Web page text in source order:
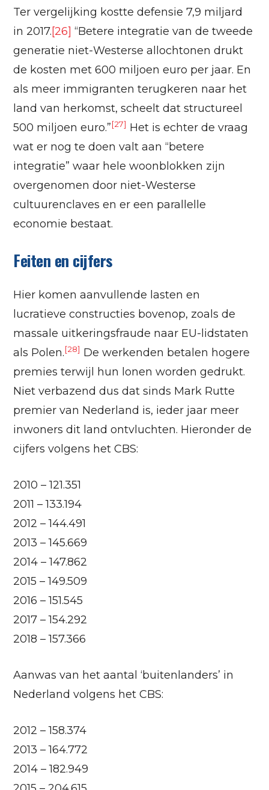
Ter vergelijking kostte defensie 7,9 miljard
in 2017.[26] “Betere integratie van de tweede
generatie niet-Westerse allochtonen drukt
de kosten met 600 miljoen euro per jaar. En
als meer immigranten terugkeren naar het
land van herkomst, scheelt dat structureel
500 miljoen euro.”[27] Het is echter de vraag
wat er nog te doen valt aan “betere
integratie” waar hele woonblokken zijn
overgenomen door niet-Westerse
cultuurenclaves en er een parallelle
economie bestaat.
Feiten en cijfers
Hier komen aanvullende lasten en
lucratieve constructies bovenop, zoals de
massale uitkeringsfraude naar EU-lidstaten
als Polen.[28] De werkenden betalen hogere
premies terwijl hun lonen worden gedrukt.
Niet verbazend dus dat sinds Mark Rutte
premier van Nederland is, ieder jaar meer
inwoners dit land ontvluchten. Hieronder de
cijfers volgens het CBS:
2010 – 121.351
2011 – 133.194
2012 – 144.491
2013 – 145.669
2014 – 147.862
2015 – 149.509
2016 – 151.545
2017 – 154.292
2018 – 157.366
Aanwas van het aantal ‘buitenlanders’ in
Nederland volgens het CBS:
2012 – 158.374
2013 – 164.772
2014 – 182.949